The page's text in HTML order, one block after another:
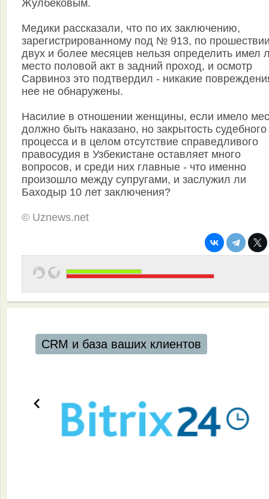
Жулбековым.
Медики рассказали, что по их заключению,
зарегистрированному под № 913, по
двух и более месяцев нельзя определить имел
место половой акт в задний проход, и осмотр
Сарвиноз это подтвердил - никакие
нее не обнаружены.
Насилие в отношении женщины, если имело
должно быть наказано, но закрытость судебного
процесса и в целом отсутствие справедливого
правосудия в Узбекистане оставляет много
вопросов, и среди них главные - что именно
произошло между супругами, и заслужил ли
Баходыр 10 лет заключения?
© Uznews.net
CRM и база ваших клиентов